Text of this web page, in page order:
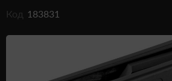
Тюнинг
Релоадинг патронов
Код 183831